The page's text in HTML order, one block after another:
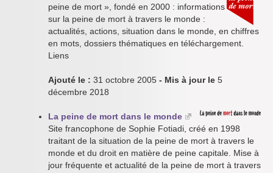
peine de mort », fondé en 2000 : informations
sur la peine de mort à travers le monde :
actualités, actions, situation dans le monde, en chiffres
en mots, dossiers thématiques en téléchargement.
Liens
Ajouté le : 31 octobre 2005 - Mis à jour le 5
décembre 2018
La peine de mort dans le monde
Site francophone de Sophie Fotiadi, créé en 1998
traitant de la situation de la peine de mort à travers le
monde et du droit en matière de peine capitale. Mise à
jour fréquente et actualité de la peine de mort à travers